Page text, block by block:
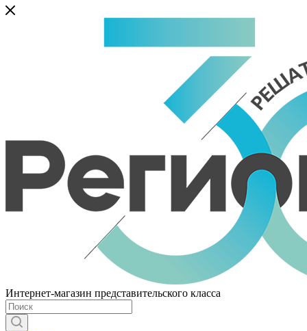
Интернет-магазин представительского класса